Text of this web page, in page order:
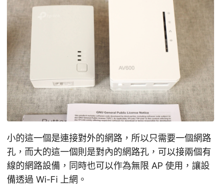
小的這一個是連接對外的網路，所以只需要一個網路
孔，而大的這一個則是對內的網路孔，可以接兩個有
線的網路設備，同時也可以作為無限 AP 使用，讓設
備透過 Wi-Fi 上網。